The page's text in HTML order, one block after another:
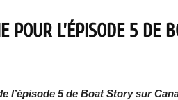
POUR L’ÉPISODE 5 DE
l’épisode 5 de Boat Story sur